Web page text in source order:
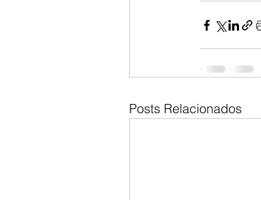
Posts Relacionados